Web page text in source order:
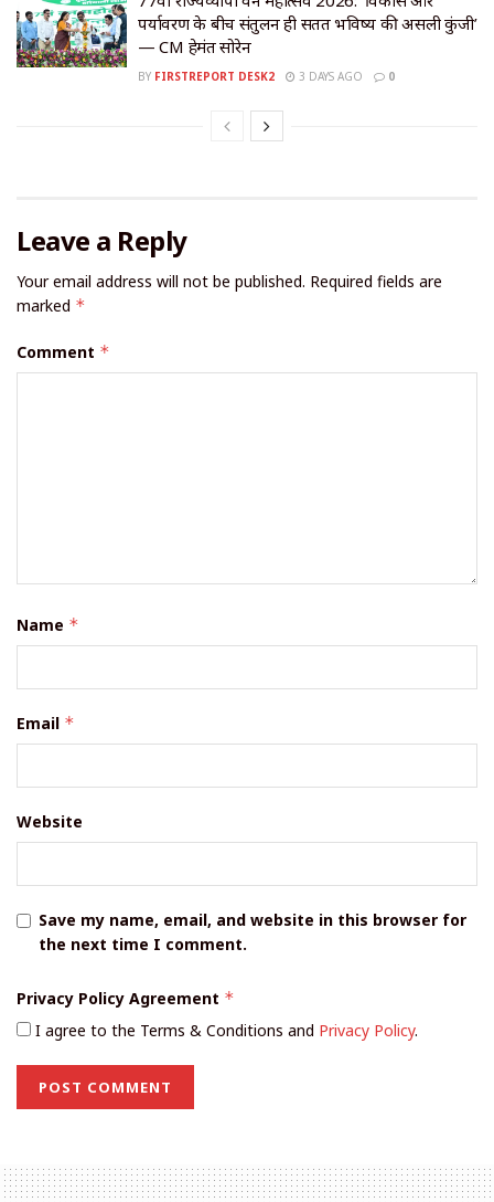
पर्यावरण के बीच संतुलन ही सतत भविष्य की असली कुंजी’
— CM हेमंत सोरेन
BY FIRSTREPORT DESK2 3 DAYS AGO 0
Leave a Reply
Your email address will not be published. Required fields are
marked *
Comment *
Name *
Email *
Website
Save my name, email, and website in this browser for
the next time I comment.
Privacy Policy Agreement *
I agree to the Terms & Conditions and Privacy Policy.